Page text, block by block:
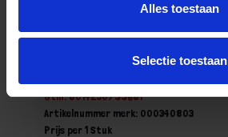
Alles toestaan
Selectie toestaan
BETA Koudbeitel vonkvrij 34BA
Gtin: 8014230799681
Artikelnummer merk: 000340803
Prijs per 1 Stuk